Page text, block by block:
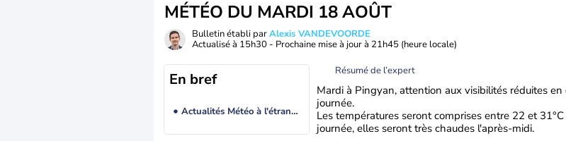
MÉTÉO DU MARDI 18 AOÛT
Bulletin établi parAlexis VANDEVOORDE
Actualisé à 15h30 - Prochaine mise à jour à 21h45 (heure locale)
En bref
Actualités Météo à l'étranger
Résumé de l’expert
Mardi à Pingyan, attention aux visibilités réduites
journée.
Les températures seront comprises entre 22 et
journée, elles seront très chaudes l'après-midi.